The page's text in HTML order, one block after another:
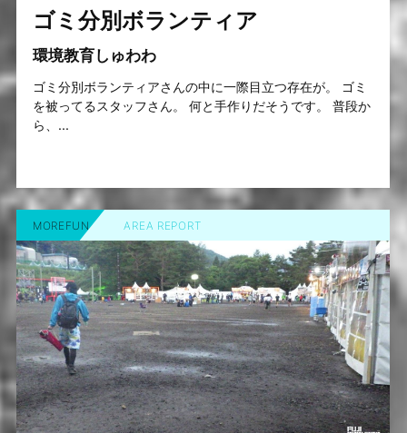
ゴミ分別ボランティア
環境教育しゅわわ
ゴミ分別ボランティアさんの中に一際目立つ存在が。 ゴミ
を被ってるスタッフさん。 何と手作りだそうです。 普段か
ら、...
MOREFUN AREA REPORT